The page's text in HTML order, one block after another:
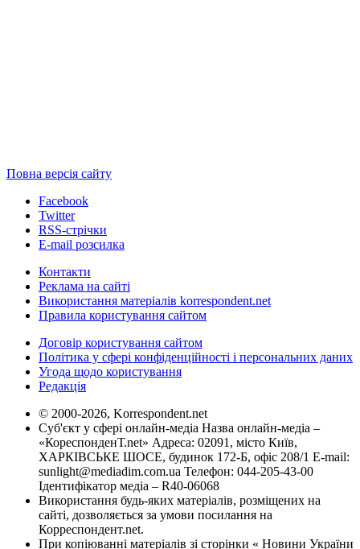
Повна версія сайту
Facebook
Twitter
RSS-стрічки
E-mail розсилка
Контакти
Реклама на сайті
Використання матеріалів korrespondent.net
Правила користування сайтом
Договір користування сайтом
Політика у сфері конфіденційності і персональних даних
Угода щодо користування
Редакція
© 2000-2026, Korrespondent.net
Суб'єкт у сфері онлайн-медіа Назва онлайн-медіа –
«КореспонденТ.net» Адреса: 02091, місто Київ,
ХАРКІВСЬКЕ ШОСЕ, будинок 172-Б, офіс 208/1 E-mail:
sunlight@mediadim.com.ua Телефон: 044-205-43-00
Ідентифікатор медіа – R40-06068
Використання будь-яких матеріалів, розміщених на
сайті, дозволяється за умови посилання на
Корреспондент.net.
При копіюванні матеріалів зі сторінки « Новини України